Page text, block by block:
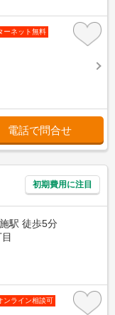
ーネット無料
電話で問合せ
初期費用に注目
駅 徒歩5分
ンライン相談可